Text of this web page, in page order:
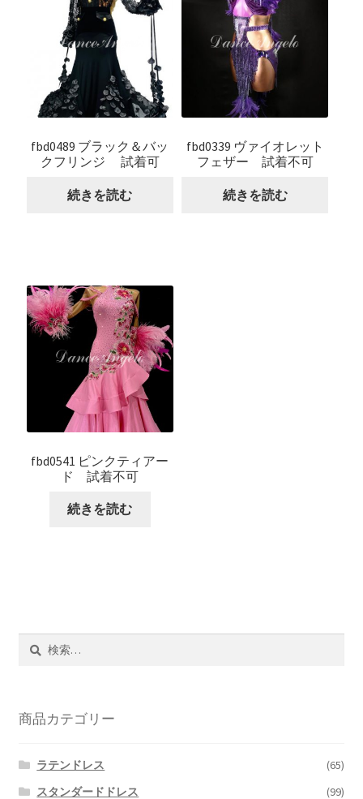
fbd0489 ブラック＆バッ
クフリンジ 試着可
続きを読む
fbd0339 ヴァイオレット
フェザー 試着不可
続きを読む
fbd0541 ピンクティアー
ド 試着不可
続きを読む
商品カテゴリー
ラテンドレス
(65)
スタンダードドレス
(99)